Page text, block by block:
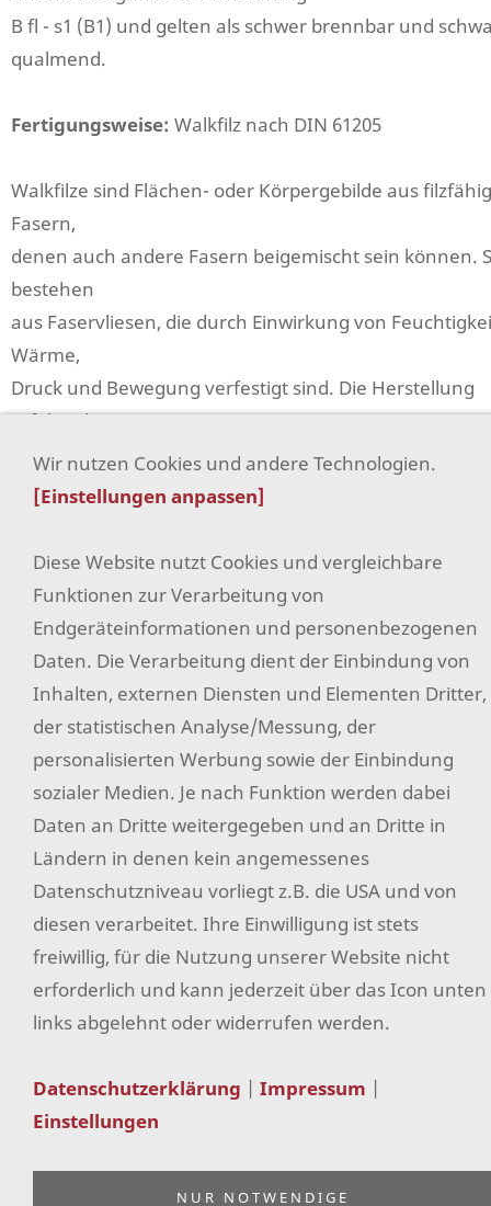
B fl - s1 (B1) und gelten als schwer brennbar und
qualmend.
Fertigungsweise: Walkfilz nach DIN 61205
Walkfilze sind Flächen- oder Körpergebilde aus
Fasern,
denen auch andere Fasern beigemischt sein können.
bestehen
aus Faservliesen, die durch Einwirkung von
Wärme,
Druck und Bewegung verfestigt sind. Die Herstellung
erfolgt ohne
Zusatz von Bindemittel.
Widerrufsrecht
Datenschutz
Hilfe
Impressum
Sitemap
Widerrufsformular
Instagram
Pinterest
Erklärung zur Barrierefreiheit
Wir nutzen Cookies und andere Technologien.
[Einstellungen anpassen]
Diese Website nutzt Cookies und vergleichbare
Funktionen zur Verarbeitung von
Endgeräteinformationen und personenbezogenen
Daten. Die Verarbeitung dient der Einbindung von
Inhalten, externen Diensten und Elementen Dritter,
der statistischen Analyse/Messung, der
personalisierten Werbung sowie der Einbindung
sozialer Medien. Je nach Funktion werden dabei
Daten an Dritte weitergegeben und an Dritte in
Ländern in denen kein angemessenes
Datenschutzniveau vorliegt z.B. die USA und von
diesen verarbeitet. Ihre Einwilligung ist stets
freiwillig, für die Nutzung unserer Website nicht
erforderlich und kann jederzeit über das Icon unten
links abgelehnt oder widerrufen werden.
Datenschutzerklärung | Impressum |
Einstellungen
NUR NOTWENDIGE